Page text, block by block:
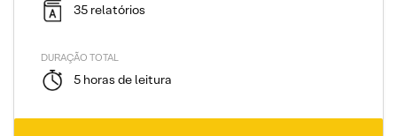
35 relatórios
DURAÇÃO TOTAL
5 horas de leitura